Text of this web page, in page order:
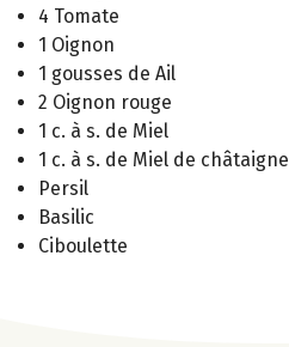
4 Tomate
1 Oignon
1 gousses de Ail
2 Oignon rouge
1 c. à s. de Miel
1 c. à s. de Miel de châtaigne
Persil
Basilic
Ciboulette